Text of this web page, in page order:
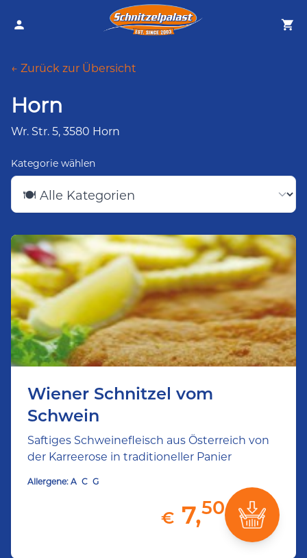
← Zurück zur Übersicht
Horn
Wr. Str. 5, 3580 Horn
Kategorie wählen
Wiener Schnitzel vom
Schwein
Saftiges Schweinefleisch aus Österreich von
der Karreerose in traditioneller Panier
Allergene: A C G
€ 7,50